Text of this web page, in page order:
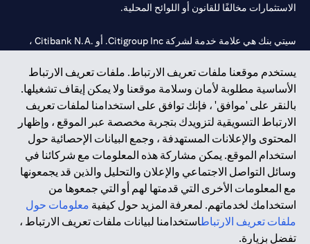
يستخدم موقعنا ملفات تعريف الارتباط. ملفات تعريف الارتباط
الأساسية مطلوبة لأمان وسلامة موقعنا ولا يمكن إيقاف تشغيلها.
بالنقر على 'موافق' ، فإنك توافق على استخدامنا لملفات تعريف
الارتباط التسويقية لتزويدك بتجربة مخصصة عبر الموقع ، وإظهار
المحتوى والإعلانات المستهدفة ، وجمع البيانات الإحصائية حول
استخدام الموقع. يمكن مشاركة هذه المعلومات مع شركائنا في
وسائل التواصل الاجتماعي والإعلان والتحليل والذين قد يجمعونها
مع المعلومات الأخرى التي قدمتها لهم أو التي جمعوها من
استخدامك لخدماتهم. لمعرفة المزيد حول كيفية معلومات حول
ملفات تعريف الارتباطاستخدامنا لبيانات ملفات تعريف الارتباط ،
تفضل بزيارة.
الاستثمارات مخالفًا للقانون أو اللوائح المحلية.
سيتي بنك هي علامة خدمة لشركة Citigroup Inc. أو .Citibank N.A ،
سيتي بنك إن. إيه. الإمارات مسجل لدى مصرف الإمارات المركزي تحت
أرقام التراخيص 202563 لفرع الوصل في دبي، 531989 لفرع مول
الإمارات في دبي، و CN-1002019 لفرع أبوظبي. هاتف: 4000 311 04.
فرع سيتي بنك إن إيه - الإمارات العربية المتحدة مرخص من مصرف
الإمارات العربية المتحدة المركزي كفرع لبنك أجنبي.
سيتي بنك إن إيه الإمارات العربية المتحدة مرخص من هيئة الأوراق المالية
والسلع في الإمارات العربية المتحدة ("SCA") للقيام بالنشاط المالي لـ أ)
الاستشارات المالية والتعريف والترويج بموجب ترخيص رقم
20200000097 ب) وسيط تداول في الأسواق الدولية بموجب ترخيص